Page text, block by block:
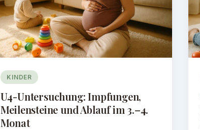
KINDER
U4-Untersuchung: Impfungen,
Meilensteine und Ablauf im 3.–4.
Monat